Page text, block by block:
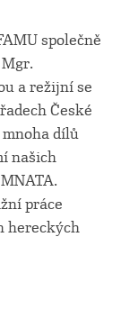
společně
a režijní se
České
dílů
našich
práce
hereckých